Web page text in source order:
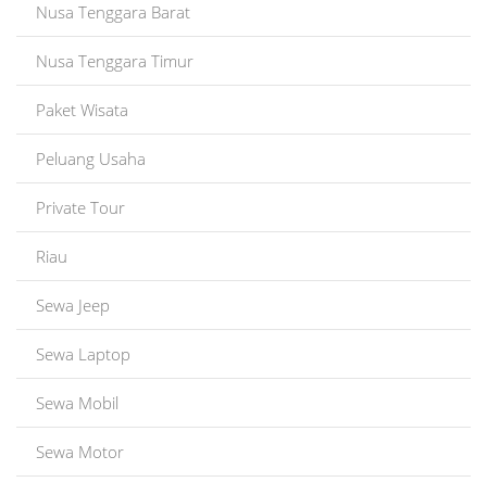
Nusa Tenggara Barat
Nusa Tenggara Timur
Paket Wisata
Peluang Usaha
Private Tour
Riau
Sewa Jeep
Sewa Laptop
Sewa Mobil
Sewa Motor